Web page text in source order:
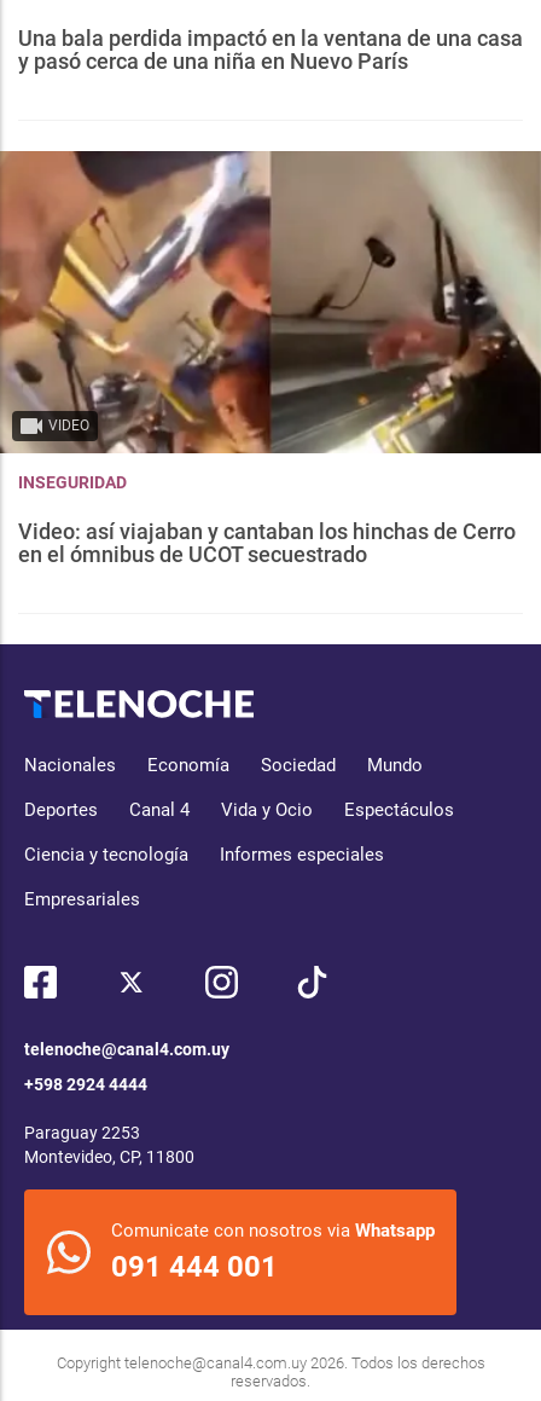
Una bala perdida impactó en la ventana de una casa
y pasó cerca de una niña en Nuevo París
VIDEO
INSEGURIDAD
Video: así viajaban y cantaban los hinchas de Cerro
en el ómnibus de UCOT secuestrado
Nacionales Economía Sociedad Mundo
Deportes Canal 4 Vida y Ocio Espectáculos
Ciencia y tecnología Informes especiales
Empresariales
telenoche@canal4.com.uy
+598 2924 4444
Paraguay 2253
Montevideo, CP, 11800
Comunicate con nosotros via Whatsapp
091 444 001
Copyright telenoche@canal4.com.uy2026. Todos los derechos
reservados.